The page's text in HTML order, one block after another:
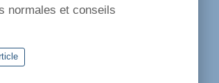
normales et conseils